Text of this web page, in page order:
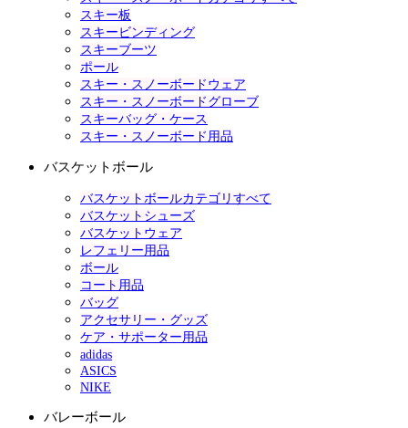
スキー板
スキービンディング
スキーブーツ
ポール
スキー・スノーボードウェア
スキー・スノーボードグローブ
スキーバッグ・ケース
スキー・スノーボード用品
バスケットボール
バスケットボールカテゴリすべて
バスケットシューズ
バスケットウェア
レフェリー用品
ボール
コート用品
バッグ
アクセサリー・グッズ
ケア・サポーター用品
adidas
ASICS
NIKE
バレーボール